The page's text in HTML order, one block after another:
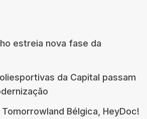
estreia nova fase da
da Capital passam
Bélgica, HeyDoc!